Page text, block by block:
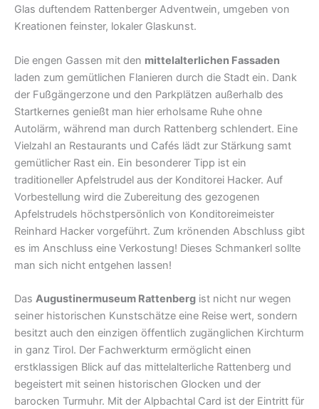
Glas duftendem Rattenberger Adventwein, umgeben von
Kreationen feinster, lokaler Glaskunst.
Die engen Gassen mit den mittelalterlichen Fassaden
laden zum gemütlichen Flanieren durch die Stadt ein. Dank
der Fußgängerzone und den Parkplätzen außerhalb des
Startkernes genießt man hier erholsame Ruhe ohne
Autolärm, während man durch Rattenberg schlendert. Eine
Vielzahl an Restaurants und Cafés lädt zur Stärkung samt
gemütlicher Rast ein. Ein besonderer Tipp ist ein
traditioneller Apfelstrudel aus der Konditorei Hacker. Auf
Vorbestellung wird die Zubereitung des gezogenen
Apfelstrudels höchstpersönlich von Konditoreimeister
Reinhard Hacker vorgeführt. Zum krönenden Abschluss gibt
es im Anschluss eine Verkostung! Dieses Schmankerl sollte
man sich nicht entgehen lassen!
Das Augustinermuseum Rattenberg ist nicht nur wegen
seiner historischen Kunstschätze eine Reise wert, sondern
besitzt auch den einzigen öffentlich zugänglichen Kirchturm
in ganz Tirol. Der Fachwerkturm ermöglicht einen
erstklassigen Blick auf das mittelalterliche Rattenberg und
begeistert mit seinen historischen Glocken und der
barocken Turmuhr. Mit der Alpbachtal Card ist der Eintritt für